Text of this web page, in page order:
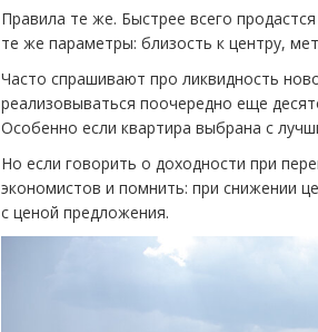
Правила те же. Быстрее всего
те же параметры: близость к центру,
Часто спрашивают про ликвидность
реализовываться поочередно еще
Особенно если квартира выбрана с
Но если говорить о доходности при
экономистов и помнить: при снижении
с ценой предложения.